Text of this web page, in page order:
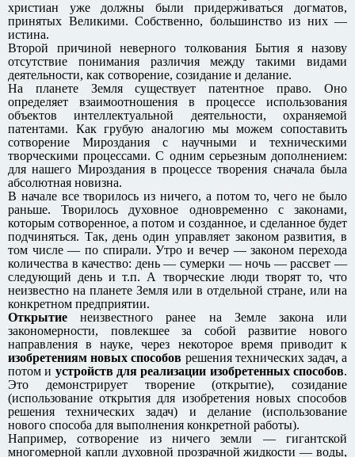
христиан уже должны были придерживаться догматов,
принятых Великими. Собственно, большинство из них —
истина.
Второй причиной неверного толкования Бытия я назову
отсутствие понимания различия между такими видами
деятельности, как сотворение, созидание и делание.
На планете Земля существует патентное право. Оно
определяет взаимоотношения в процессе использования
объектов интеллектуальной деятельности, охраняемой
патентами. Как грубую аналогию мы можем сопоставить
сотворение Мироздания с научными и техническими
творческими процессами. С одним серьезным дополнением:
для нашего Мироздания в процессе творения сначала была
абсолютная новизна.
В начале все творилось из ничего, а потом то, чего не было
раньше. Творилось духовное одновременно с законами,
которым сотворенное, а потом и созданное, и сделанное будет
подчиняться. Так, день один управляет законом развития, в
том числе — по спирали. Утро и вечер — законом перехода
количества в качество: день — сумерки — ночь — рассвет —
следующий день и т.п. А творческие люди творят то, что
неизвестно на планете Земля или в отдельной стране, или на
конкретном предприятии.
Открытие неизвестного ранее на Земле закона или
закономерности, повлекшее за собой развитие нового
направления в науке, через некоторое время приводит к
изобретениям новых способов решения технических задач, а
потом и устройств для реализации изобретенных способов.
Это демонстрирует творение (открытие), созидание
(использование открытия для изобретения новых способов
решения технических задач) и делание (использование
нового способа для выполнения конкретной работы).
Например, сотворение из ничего земли — гигантской
многомерной капли духовной прозрачной жидкости — воды,